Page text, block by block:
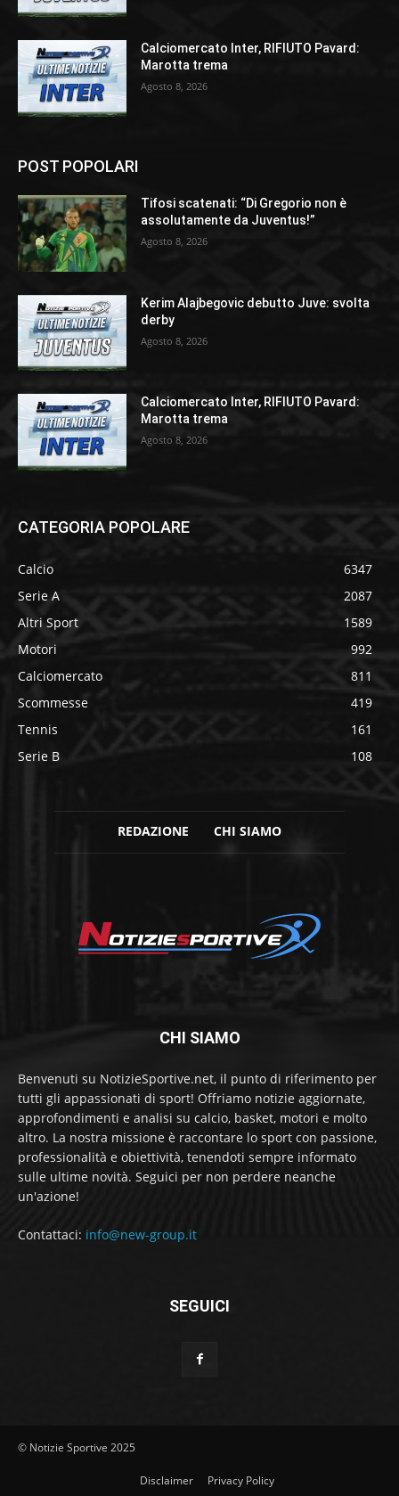
Calciomercato Inter, RIFIUTO Pavard:
Marotta trema
Agosto 8, 2026
POST POPOLARI
Tifosi scatenati: “Di Gregorio non è
assolutamente da Juventus!”
Agosto 8, 2026
Kerim Alajbegovic debutto Juve: svolta
derby
Agosto 8, 2026
Calciomercato Inter, RIFIUTO Pavard:
Marotta trema
Agosto 8, 2026
CATEGORIA POPOLARE
Calcio
6347
Serie A
2087
Altri Sport
1589
Motori
992
Calciomercato
811
Scommesse
419
Tennis
161
Serie B
108
REDAZIONE CHI SIAMO
CHI SIAMO
Benvenuti su NotizieSportive.net, il punto di riferimento per
tutti gli appassionati di sport! Offriamo notizie aggiornate,
approfondimenti e analisi su calcio, basket, motori e molto
altro. La nostra missione è raccontare lo sport con passione,
professionalità e obiettività, tenendoti sempre informato
sulle ultime novità. Seguici per non perdere neanche
un'azione!
Contattaci: info@new-group.it
SEGUICI
© Notizie Sportive 2025
Disclaimer Privacy Policy